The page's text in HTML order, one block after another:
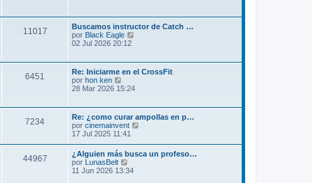
a
j
e
m
e
n
s
j
e
i
m
o
e
n
a
e
11017
Buscamos instructor de Catch …
por Black Eagle
t
m
m
e
n
a
j
e
02 Jul 2026 20:12
6451
Re: Iniciarme en el CrossFit
por hon ken
e
t
i
m
o
m
e
n
28 Mar 2026 15:24
7234
Re: ¿como curar ampollas en p…
por cinemainvent
l
17 Jul 2025 11:41
44967
¿Alguien más busca un profeso…
por LunasBelt
e
11 Jun 2026 13:34